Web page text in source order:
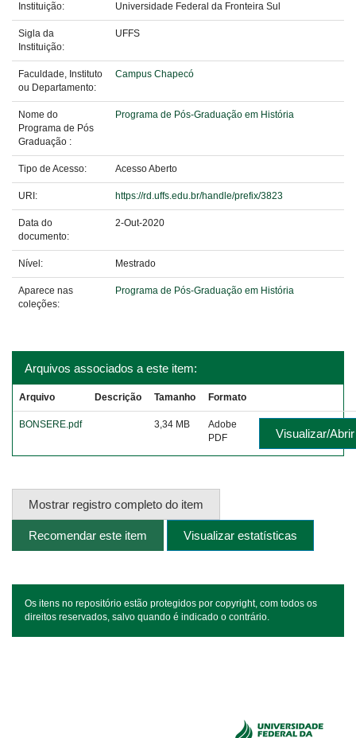
Instituição: Universidade Federal da Fronteira Sul
Sigla da
Instituição:
UFFS
Faculdade, Instituto
ou Departamento:
Campus Chapecó
Nome do
Programa de Pós
Graduação :
Programa de Pós-Graduação em História
Tipo de Acesso: Acesso Aberto
URI: https://rd.uffs.edu.br/handle/prefix/3823
Data do
documento:
2-Out-2020
Nível: Mestrado
Aparece nas
coleções:
Programa de Pós-Graduação em História
Arquivos associados a este item:
Arquivo Descrição Tamanho Formato
BONSERE.pdf 3,34 MB
Adobe
PDF
Visualizar/Abrir
Mostrar registro completo do item
Recomendar este item Visualizar estatísticas
Os itens no repositório estão protegidos por copyright, com todos os
direitos reservados, salvo quando é indicado o contrário.